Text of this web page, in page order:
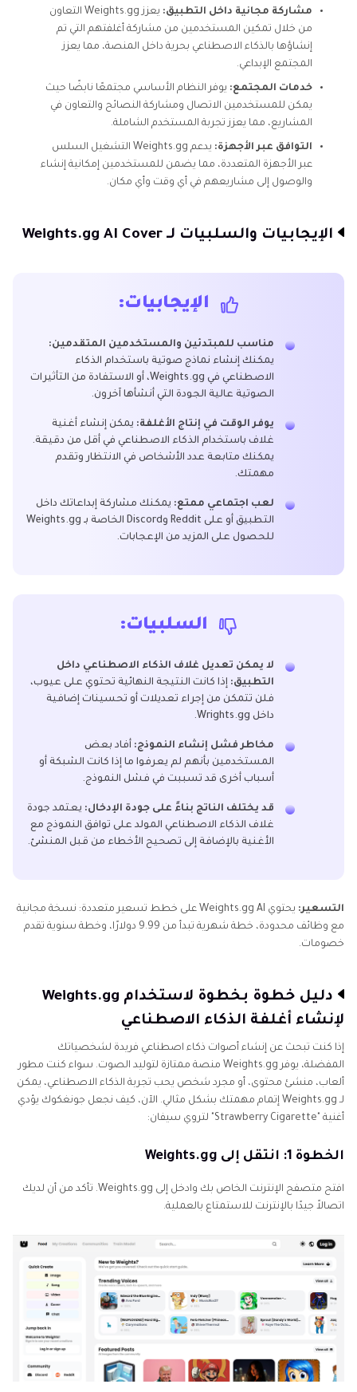
مشاركة مجانية داخل التطبيق:
يعزز Weights.gg التعاون
من خلال تمكين المستخدمين من مشاركة أغلفتهم التي تم
إنشاؤها بالذكاء الاصطناعي بحرية داخل المنصة، مما يعزز
المجتمع الإبداعي.
خدمات المجتمع: يوفر النظام الأساسي مجتمعًا نابضًا حيث
يمكن للمستخدمين الاتصال ومشاركة النصائح والتعاون في
المشاريع، مما يعزز تجربة المستخدم الشاملة.
التوافق عبر الأجهزة:
يدعم Weights.gg التشغيل السلس
عبر الأجهزة المتعددة، مما يضمن للمستخدمين إمكانية إنشاء
والوصول إلى مشاريعهم في أي وقت وأي مكان.
الإيجابيات والسلبيات لـ Weights.gg AI Cover
الإيجابيات:
مناسب للمبتدئين والمستخدمين المتقدمين:
يمكنك إنشاء نماذج صوتية باستخدام الذكاء
الاصطناعي في Weights.gg، أو الاستفادة من التأثيرات
الصوتية عالية الجودة التي أنشأها آخرون.
يوفر الوقت في إنتاج الأغلفة: يمكن إنشاء أغنية
غلاف باستخدام الذكاء الاصطناعي في أقل من دقيقة.
يمكنك متابعة عدد الأشخاص في الانتظار وتقدم
مهمتك.
لعب اجتماعي ممتع: يمكنك مشاركة إبداعاتك داخل
التطبيق أو على Reddit وDiscord الخاصة بـ Weights.gg
للحصول على المزيد من الإعجابات.
السلبيات:
لا يمكن تعديل غلاف الذكاء الاصطناعي داخل
التطبيق: إذا كانت النتيجة النهائية تحتوي على عيوب،
فلن تتمكن من إجراء تعديلات أو تحسينات إضافية
داخل Wrights.gg.
مخاطر فشل إنشاء النموذج: أفاد بعض
المستخدمين بأنهم لم يعرفوا ما إذا كانت الشبكة أو
أسباب أخرى قد تسببت في فشل النموذج.
قد يختلف الناتج بناءً على جودة الإدخال: يعتمد جودة
غلاف الذكاء الاصطناعي المولد على توافق النموذج مع
الأغنية بالإضافة إلى تصحيح الأخطاء من قبل المنشئ.
التسعير:
يحتوي Weights.gg AI على خطط تسعير متعددة: نسخة مجانية
مع وظائف محدودة، خطة شهرية تبدأ من 9.99 دولارًا، وخطة سنوية تقدم
خصومات.
دليل خطوة بخطوة لاستخدام Weights.gg
لإنشاء أغلفة الذكاء الاصطناعي
إذا كنت تبحث عن إنشاء أصوات ذكاء اصطناعي فريدة لشخصياتك
المفضلة، يوفر Weights.gg منصة ممتازة لتوليد الصوت. سواء كنت مطور
ألعاب، منشئ محتوى، أو مجرد شخص يحب تجربة الذكاء الاصطناعي، يمكن
لـ Weights.gg إتمام مهمتك بشكل مثالي. الآن، كيف نجعل جونغكوك يؤدي
أغنية "Strawberry Cigarette" لتروي سيفان:
الخطوة 1: انتقل إلى Weights.gg
افتح متصفح الإنترنت الخاص بك وادخل إلى Weights.gg. تأكد من أن لديك
اتصالاً جيدًا بالإنترنت للاستمتاع بالعملية.